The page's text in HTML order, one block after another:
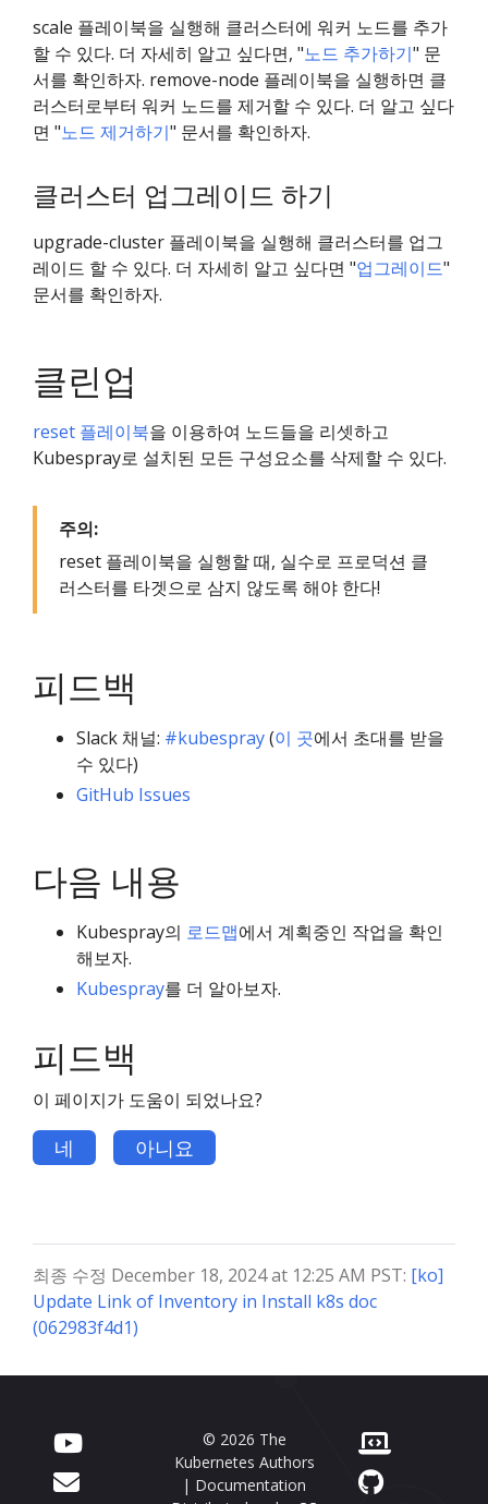
scale 플레이북을 실행해 클러스터에 워커 노드를 추가
할 수 있다. 더 자세히 알고 싶다면, "노드 추가하기" 문
서를 확인하자. remove-node 플레이북을 실행하면 클
러스터로부터 워커 노드를 제거할 수 있다. 더 알고 싶다
면 "노드 제거하기" 문서를 확인하자.
클러스터 업그레이드 하기
upgrade-cluster 플레이북을 실행해 클러스터를 업그
레이드 할 수 있다. 더 자세히 알고 싶다면 "업그레이드"
문서를 확인하자.
클린업
reset 플레이북을 이용하여 노드들을 리셋하고
Kubespray로 설치된 모든 구성요소를 삭제할 수 있다.
주의:
reset 플레이북을 실행할 때, 실수로 프로덕션 클
러스터를 타겟으로 삼지 않도록 해야 한다!
피드백
Slack 채널: #kubespray(이 곳에서 초대를 받을
수 있다)
GitHub Issues
다음 내용
Kubespray의 로드맵에서 계획중인 작업을 확인
해보자.
Kubespray를 더 알아보자.
피드백
이 페이지가 도움이 되었나요?
네 아니요
최종 수정 December 18, 2024 at 12:25 AM PST: [ko]
Update Link of Inventory in Install k8s doc
(062983f4d1)
© 2026 The
Kubernetes Authors
| Documentation